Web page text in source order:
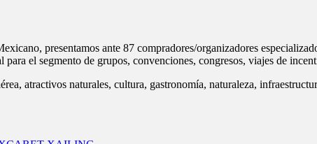
presentamos ante 87 compradores/organizadores
el segmento de grupos, convenciones, congresos, viajes de
atractivos naturales, cultura, gastronomía, naturaleza,